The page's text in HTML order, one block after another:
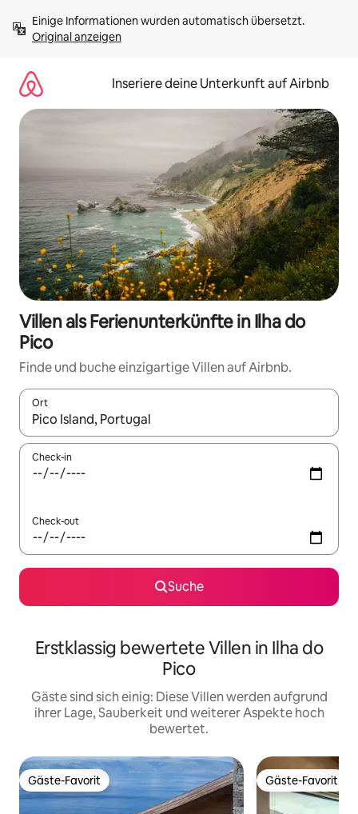
Inhalten
springenOriginal anzeigen
Inseriere deine Unterkunft auf Airbnb
Villen als Ferienunterkünfte in Ilha do
Pico
Finde und buche einzigartige Villen auf Airbnb.
Ort
Wenn Ergebnisse verfügbar sind, navigiere mit den
Check-in
Check-out
Suche
Erstklassig bewertete Villen in Ilha do
Pico
Gäste sind sich einig: Diese Villen werden aufgrund
ihrer Lage, Sauberkeit und weiterer Aspekte hoch
bewertet.
Gäste-Favorit
Gäste-Favorit Gäste-Favorit
Gäste-Favorit